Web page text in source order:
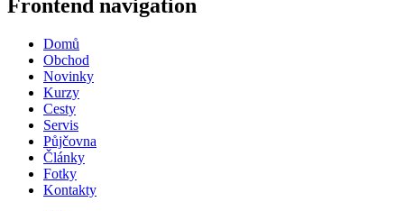
Frontend navigation
Domů
Obchod
Novinky
Kurzy
Cesty
Servis
Půjčovna
Články
Fotky
Kontakty